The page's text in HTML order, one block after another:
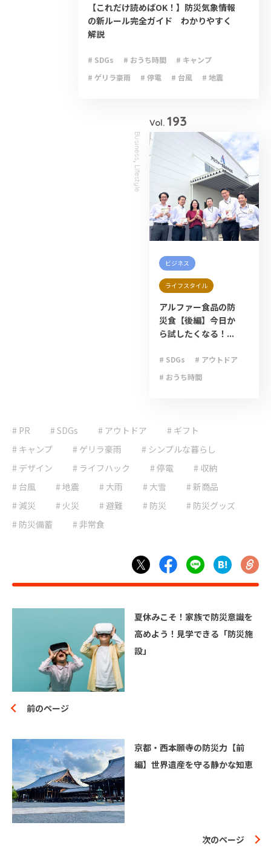
【これだけ読めばOK！】防災気象情報
の新ルール完全ガイド わかりやすく
解説
# SDGs # おうち時間
# キャンプ
# ゲリラ豪雨
# 停電 # 台風
# 地震
Business
,
Lifestyle
Vol. 193
ビジネス
ライフスタイル
アルファー食品の防
災食【後編】今日か
ら試したくなる！...
# SDGs
# アウトドア
# おうち時間
# ライフハック
# 停電
# 台風
# 地震
# 大雨
# 大雪
# 減災
# 避難
# 防災
# PR # SDGs # アウトドア
# ギフト
# キャンプ
# ゲリラ豪雨
# シンプルな暮らし
# デザイン
# ライフハック # 停電
# 収納
# 台風
# 地震 # 大雨 # 大雪
# 新商品
# 減災
# 火災 # 避難 # 防災
# 防災グッズ
# 防災備蓄
# 非常食
夏休みこそ！家族で防災意識を
高めよう！見学できる「防災施
設」
前のページ
京都・西本願寺の防災力【前
編】世界遺産を守る静かな知恵
次のページ